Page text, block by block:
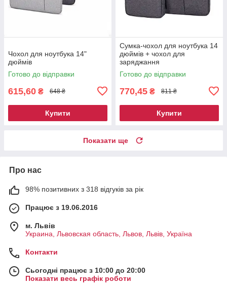
Чохол для ноутбука 14"
дюймів
Готово до відправки
615,60 ₴ 648 ₴
Купити
Сумка-чохол для ноутбука 14
дюймів + чохол для
заряджання
Готово до відправки
770,45 ₴ 811 ₴
Купити
Показати ще
Про нас
98% позитивних з 318 відгуків за рік
Працює з 19.06.2016
м. Львів
Украина, Львовская область, Львов, Львів, Україна
Контакти
Сьогодні працює з 10:00 до 20:00
Показати весь графік роботи